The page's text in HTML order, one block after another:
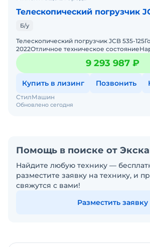
Телескопический погрузчик
Б/у
Телескопический погрузчик JCB 535-
2022Отличное техническое
мото/часМасса – 10 020
9 293 987 ₽
Купить в лизинг Позвонить
Обновлено сегодня
СтилМашин
Помощь в поиске от
Найдите любую технику —
разместите заявку на технику, и
свяжутся с вами!
Разместить заявку